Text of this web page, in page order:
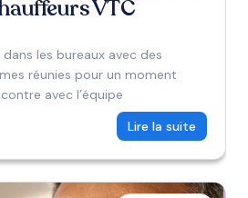
VTC
les bureaux avec des
réunies pour un moment
avec l’équipe
Lire la suite